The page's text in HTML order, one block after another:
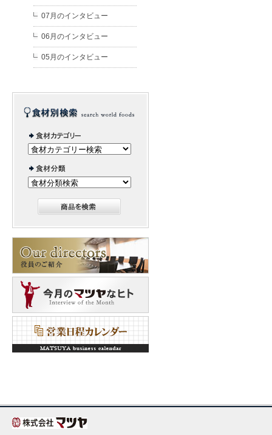
07月のインタビュー
06月のインタビュー
05月のインタビュー